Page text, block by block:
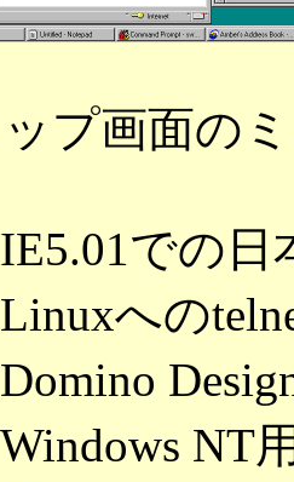
プ画面の
での日
への
NT